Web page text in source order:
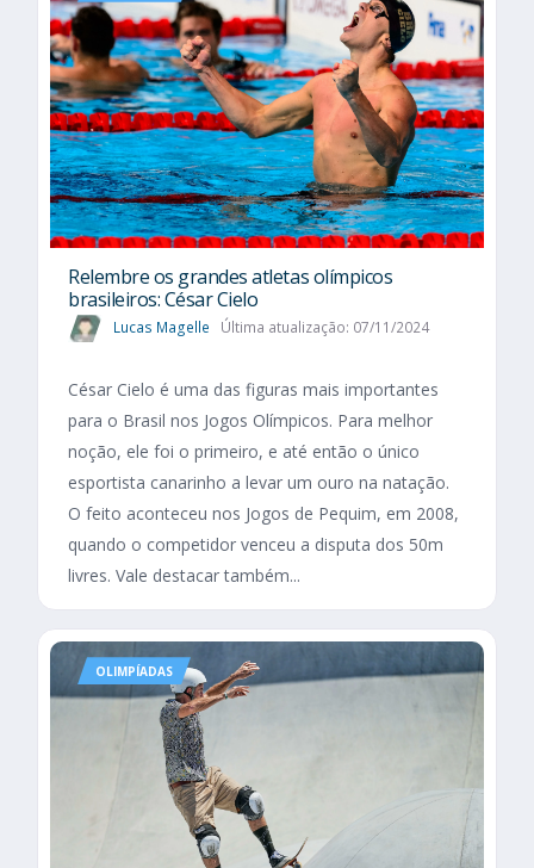
Relembre os grandes atletas olímpicos
brasileiros: César Cielo
Lucas Magelle Última atualização: 07/11/2024
César Cielo é uma das figuras mais importantes
para o Brasil nos Jogos Olímpicos. Para melhor
noção, ele foi o primeiro, e até então o único
esportista canarinho a levar um ouro na natação.
O feito aconteceu nos Jogos de Pequim, em 2008,
quando o competidor venceu a disputa dos 50m
livres. Vale destacar também...
OLIMPÍADAS